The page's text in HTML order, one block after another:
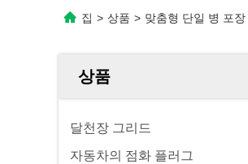
집 > 상품 > 맞춤형 단일 병 포
상품
달천장 그리드
자동차의 점화 플러그